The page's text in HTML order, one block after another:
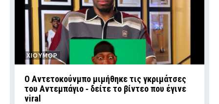
ΧΙΟΥΜΟΡ
Ο Αντετοκούνμπο μιμήθηκε τις γκριμάτσες
του Αντεμπάγιο ‑ δείτε το βίντεο που έγινε
viral